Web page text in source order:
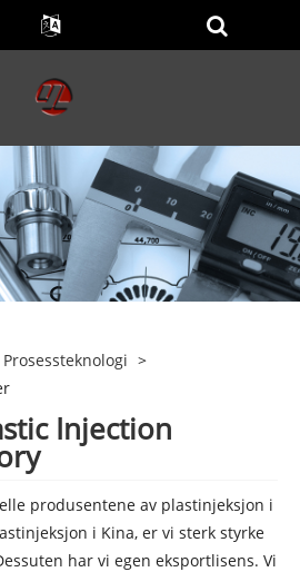
Prosessteknologi >
Injection
produsentene av plastinjeksjon i
i Kina, er vi sterk styrke
har vi egen eksportlisens. Vi